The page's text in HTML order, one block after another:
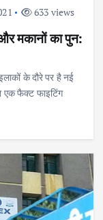
633 views
मकानों का पुन:
के दौरे पर है नई
एक फैक्ट फाइटिंग